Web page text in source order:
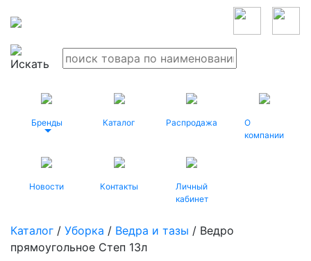
Бренды Каталог Распродажа
О
компании
Новости Контакты
Личный
кабинет
Каталог / Уборка / Ведра и тазы / Ведро
прямоугольное Степ 13л